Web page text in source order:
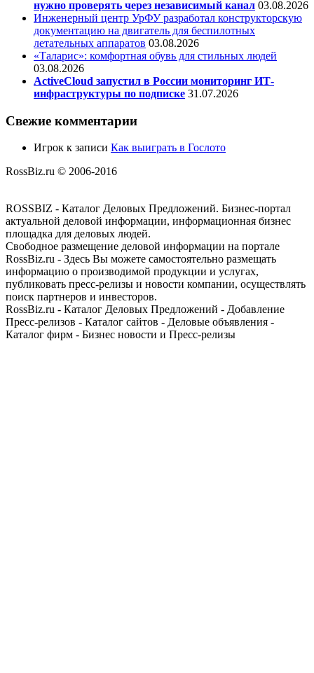
нужно проверять через независимый канал 03.08.2026
Инженерный центр УрФУ разработал конструкторскую
документацию на двигатель для беспилотных
летательных аппаратов 03.08.2026
«Таларис»: комфортная обувь для стильных людей
03.08.2026
ActiveCloud запустил в России мониторинг ИТ-
инфраструктуры по подписке 31.07.2026
Свежие комментарии
Игрок к записи Как выиграть в Гослото
RossBiz.ru © 2006-2016
ROSSBIZ - Каталог Деловых Предложений. Бизнес-портал
актуальной деловой информации, информационная бизнес
площадка для деловых людей.
Свободное размещение деловой информации на портале
RossBiz.ru - Здесь Вы можете самостоятельно размещать
информацию о производимой продукции и услугах,
публиковать пресс-релизы и новости компании, осуществлять
поиск партнеров и инвесторов.
RossBiz.ru - Каталог Деловых Предложений - Добавление
Пресс-релизов - Каталог сайтов - Деловые объявления -
Каталог фирм - Бизнес новости и Пресс-релизы